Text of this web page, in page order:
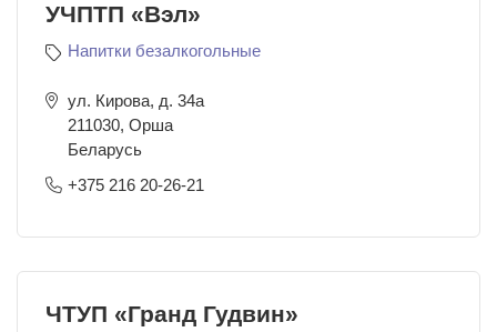
УЧПТП «Вэл»
Напитки безалкогольные
ул. Кирова, д. 34а
211030, Орша
Беларусь
+375 216 20-26-21
ЧТУП «Гранд Гудвин»